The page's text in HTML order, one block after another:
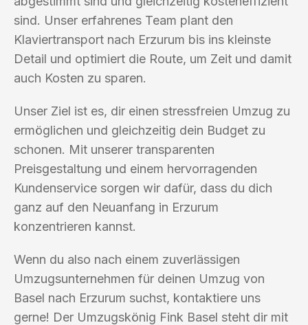
sind. Unser erfahrenes Team plant den
Klaviertransport nach Erzurum bis ins kleinste
Detail und optimiert die Route, um Zeit und damit
auch Kosten zu sparen.
Unser Ziel ist es, dir einen stressfreien Umzug zu
ermöglichen und gleichzeitig dein Budget zu
schonen. Mit unserer transparenten
Preisgestaltung und einem hervorragenden
Kundenservice sorgen wir dafür, dass du dich
ganz auf den Neuanfang in Erzurum
konzentrieren kannst.
Wenn du also nach einem zuverlässigen
Umzugsunternehmen für deinen Umzug von
Basel nach Erzurum suchst, kontaktiere uns
gerne! Der Umzugskönig Fink Basel steht dir mit